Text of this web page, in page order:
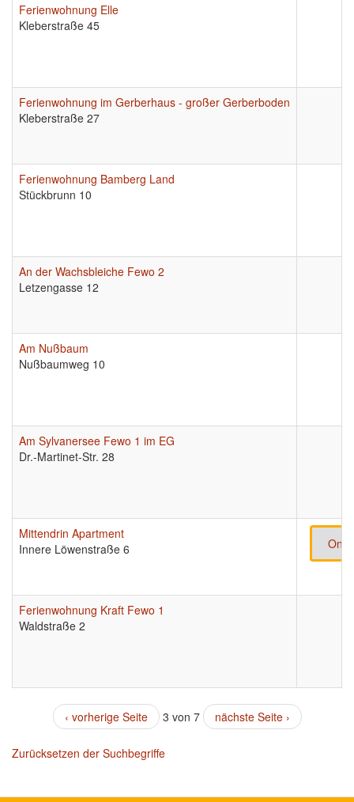
Ferienwohnung Elle
Kleberstraße 45
Ferienwohnung im Gerberhaus - großer Gerberboden
Kleberstraße 27
Ferienwohnung Bamberg Land
Stückbrunn 10
An der Wachsbleiche Fewo 2
Letzengasse 12
Am Nußbaum
Nußbaumweg 10
Am Sylvanersee Fewo 1 im EG
Dr.-Martinet-Str. 28
Mittendrin Apartment
Innere Löwenstraße 6
Ferienwohnung Kraft Fewo 1
Waldstraße 2
‹ vorherige Seite 3 von 7 nächste Seite ›
Zurücksetzen der Suchbegriffe